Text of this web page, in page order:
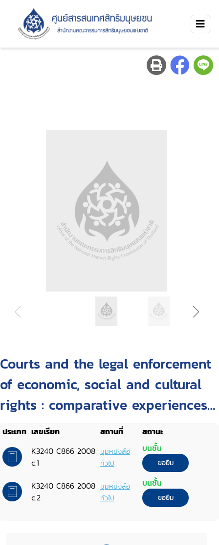
Courts and the legal enforcement
of economic, social and cultural
rights : comparative experiences
of justiciability
ประเภท เลขเรียก สถานที่
สถานะ
K3240 C866 2008
c.1
มุมหนังสือ
ทั่วไป
บนชั้น
ขอยืม
K3240 C866 2008
c.2
มุมหนังสือ
ทั่วไป
บนชั้น
ขอยืม